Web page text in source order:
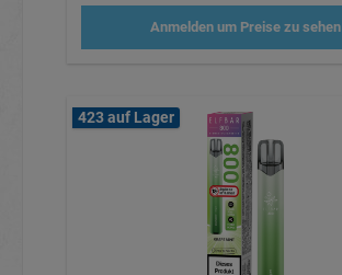
Anmelden um Preise zu sehen
423 auf Lager